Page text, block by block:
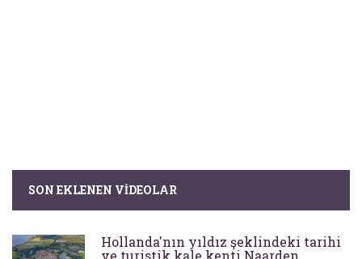
SON EKLENEN VIDEOLAR
Hollanda'nın yıldız şeklindeki tarihi
ve turistik kale kenti Naarden